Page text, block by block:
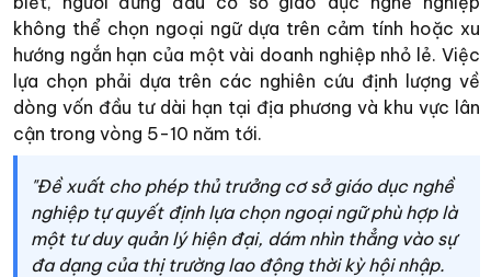
không thể chọn ngoại ngữ dựa trên cảm tính hoặc xu
hướng ngắn hạn của một vài doanh nghiệp nhỏ lẻ. Việc
lựa chọn phải dựa trên các nghiên cứu định lượng về
dòng vốn đầu tư dài hạn tại địa phương và khu vực lân
cận trong vòng 5-10 năm tới.
"Đề xuất cho phép thủ trưởng cơ sở giáo dục nghề
nghiệp tự quyết định lựa chọn ngoại ngữ phù hợp là
một tư duy quản lý hiện đại, dám nhìn thẳng vào sự
đa dạng của thị trường lao động thời kỳ hội nhập.